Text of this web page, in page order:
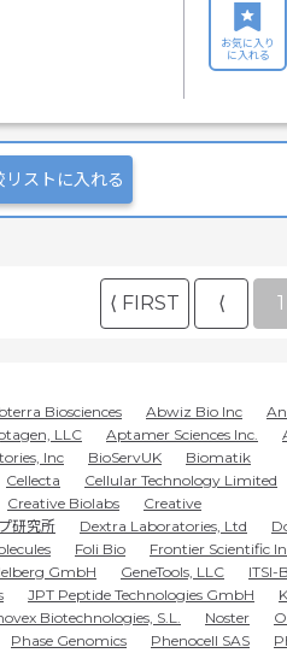
お気に入り
に入れる
リストに入れる
⟨ FIRST ⟨ 1
Biosciences Abwiz Bio Inc
LLC Aptamer Sciences Inc.
Inc BioServUK
Biomatik
Cellecta Cellular Technology Limited
Creative Biolabs
Creative
研究所 Dextra Laboratories, Ltd
Foli Bio Frontier Scientific
GmbH GeneTools, LLC
ITSI-
JPT Peptide Technologies GmbH
Biotechnologies, S.L. Noster
Phase Genomics Phenocell SAS